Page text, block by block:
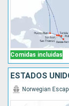
Comidas incluidas
ESTADOS
Norwegian